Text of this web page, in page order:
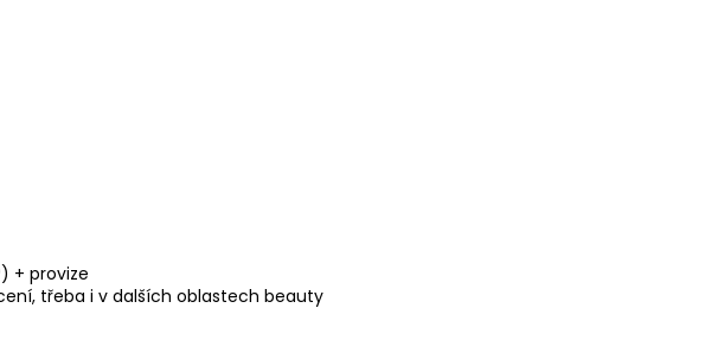
+ provize
třeba i v dalších oblastech beauty